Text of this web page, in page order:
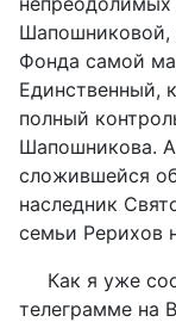
Шапошниковой,
Фонда самой
Единственный,
полный
Шапошникова. А
сложившейся
наследник
семьи Рерихов
Как я уже
телеграмме на